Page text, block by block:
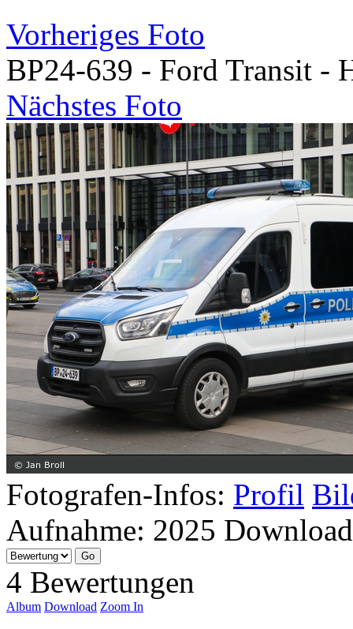
Vorheriges Foto
BP24-639 - Ford Transit -
Nächstes Foto
Fotografen-Infos: Profil
Aufnahme: 2025
4 Bewertungen
Album Download Zoom In